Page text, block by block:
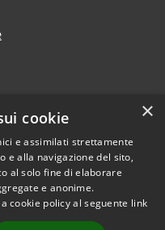
Copyright © 2026 • Comune di
Caccuri • Powered by
×
cookie
e assimilati strettamente
e alla navigazione del sito,
al solo fine di elaborare
e anonime.
cookie policy al seguente link